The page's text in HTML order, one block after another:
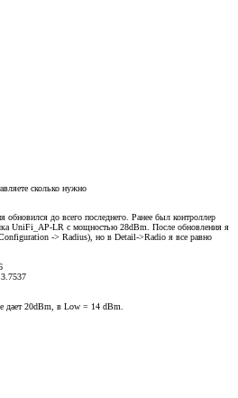
сколько нужно
до всего последнего. Ранее был контроллер
UniFi_AP-LR с мощностью 28dBm. После обновления я
-> Radius), но в Detail->Radio я все равно
дает 20dBm, в Low = 14 dBm.